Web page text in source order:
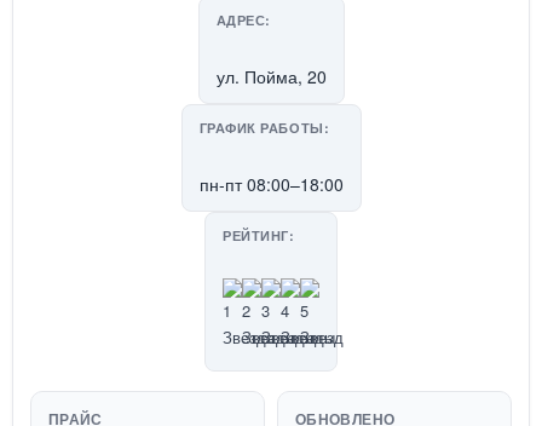
АДРЕС:
ул. Пойма, 20
ГРАФИК РАБОТЫ:
пн-пт 08:00–18:00
РЕЙТИНГ:
ПРАЙС ОБНОВЛЕНО